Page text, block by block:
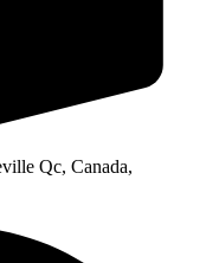
Qc, Canada,